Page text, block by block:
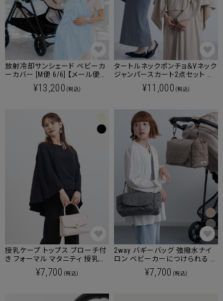
放射冷却サンシェード ベビーカ
ーカバー [M便 6/6] 【メール便
¥13,200 (税込)
タートルネックポンチョ＆Vネック
ジャンパースカート2点セット マ
タニティ 授乳服 産後も使える
¥11,000 (税込)
授乳ケープ トップス ブローチ付
き フォーマル マタニティ 授乳服
産後も使える¥7,700 (税込)
2way バギーバッグ 強撥水ナイ
ロン ベビーカーにつけられる シ
ョルダーバッグ
¥7,700 (税込)